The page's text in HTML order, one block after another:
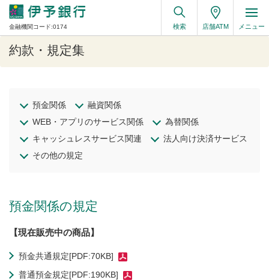
金融機関コード:0174 検索 店舗ATM メニュー
約款・規定集
預金関係
融資関係
WEB・アプリのサービス関係
為替関係
キャッシュレスサービス関連
法人向け決済サービス
その他の規定
預金関係の規定
【現在販売中の商品】
預金共通規定[PDF:70KB]
普通預金規定[PDF:190KB]